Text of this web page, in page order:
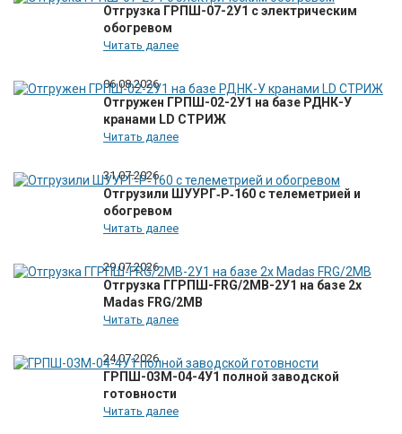
Отгрузка ГРПШ-07-2У1 с электрическим
обогревом
Читать далее
06.08.2026
Отгружен ГРПШ-02-2У1 на базе РДНК-У
кранами LD СТРИЖ
Читать далее
31.07.2026
Отгрузили ШУУРГ‑Р‑160 с телеметрией и
обогревом
Читать далее
29.07.2026
Отгрузка ГГРПШ-FRG/2MB-2У1 на базе 2х
Madas FRG/2MB
Читать далее
24.07.2026
ГРПШ-03М-04-4У1 полной заводской
готовности
Читать далее